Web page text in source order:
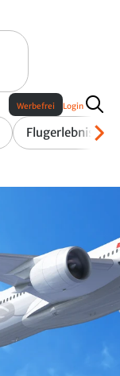
Flugerlebnis
Werbefrei Login